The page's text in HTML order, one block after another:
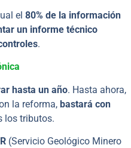
el 80% de la información
un informe técnico
.
hasta un año. Hasta ahora,
la reforma, bastará con
los tributos.
(Servicio Geológico Minero